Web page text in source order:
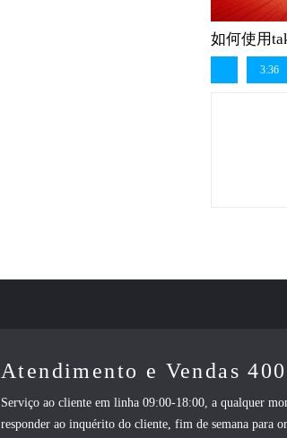
如何使用
3:36
Atendimento e Vendas
Serviço ao cliente em linha 09:00-18:00, a qualquer
responder ao inquérito do cliente, fim de semana para